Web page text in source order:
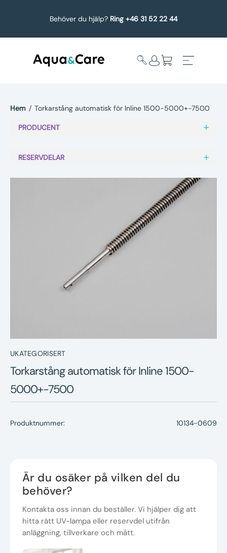
Behöver du hjälp? Ring +46 31 52 22 44
undermeny
Service
Uppgradering
Nyheter
Hem / Torkarstång automatisk för Inline 1500-5000+-7500
PRODUCENT
RESERVDELAR
UKATEGORISERT
Torkarstång automatisk för Inline 1500-
5000+-7500
Produktnummer: 10134-0609
Är du osäker på vilken del du
behöver?
Kontakta oss innan du beställer. Vi hjälper dig att
hitta rätt UV-lampa eller reservdel utifrån
anläggning, tillverkare och mått.